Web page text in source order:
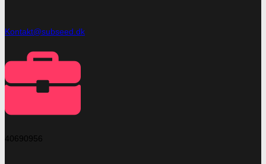
Kontakt@subseed.dk
40690956